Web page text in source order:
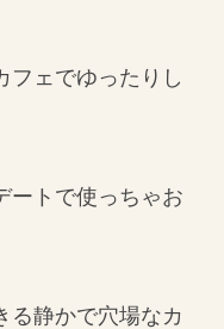
フェでゆったりし
ートで使っちゃお
る静かで穴場なカ